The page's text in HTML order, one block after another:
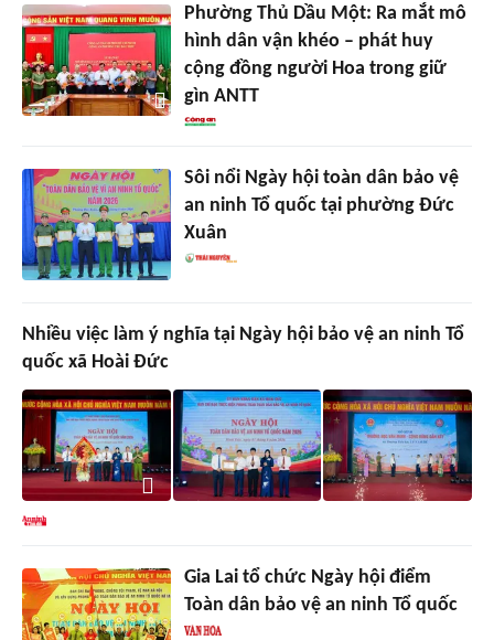
Phường Thủ Dầu Một: Ra mắt mô
hình dân vận khéo – phát huy
cộng đồng người Hoa trong giữ
gìn ANTT
Sôi nổi Ngày hội toàn dân bảo vệ
an ninh Tổ quốc tại phường Đức
Xuân
Nhiều việc làm ý nghĩa tại Ngày hội bảo vệ an ninh Tổ
quốc xã Hoài Đức
Gia Lai tổ chức Ngày hội điểm
Toàn dân bảo vệ an ninh Tổ quốc